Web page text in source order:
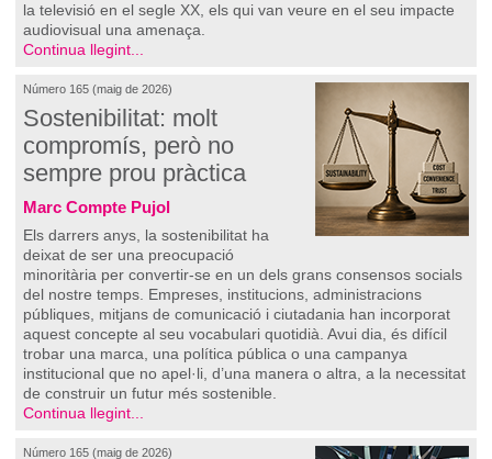
la televisió en el segle XX, els qui van veure en el seu impacte
audiovisual una amenaça.
Continua llegint...
Número 165 (maig de 2026)
Sostenibilitat: molt
compromís, però no
sempre prou pràctica
Marc Compte Pujol
Els darrers anys, la sostenibilitat ha
deixat de ser una preocupació
minoritària per convertir-se en un dels grans consensos socials
del nostre temps. Empreses, institucions, administracions
públiques, mitjans de comunicació i ciutadania han incorporat
aquest concepte al seu vocabulari quotidià. Avui dia, és difícil
trobar una marca, una política pública o una campanya
institucional que no apel·li, d’una manera o altra, a la necessitat
de construir un futur més sostenible.
Continua llegint...
Número 165 (maig de 2026)